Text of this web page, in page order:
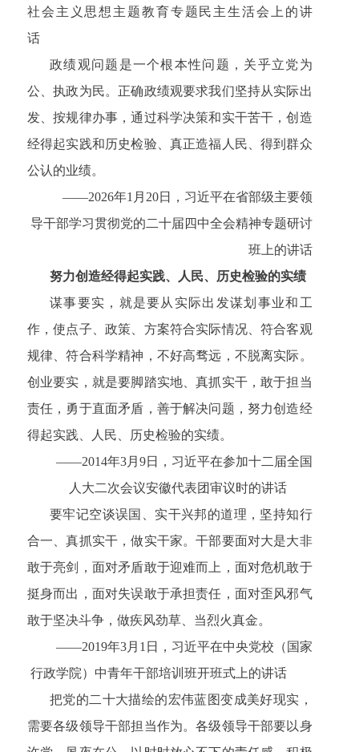
社会主义思想主题教育专题民主生活会上的讲
话
政绩观问题是一个根本性问题，关乎立党为
公、执政为民。正确政绩观要求我们坚持从实际出
发、按规律办事，通过科学决策和实干苦干，创造
经得起实践和历史检验、真正造福人民、得到群众
公认的业绩。
——2026年1月20日，习近平在省部级主要领
导干部学习贯彻党的二十届四中全会精神专题研讨
班上的讲话
努力创造经得起实践、人民、历史检验的实绩
谋事要实，就是要从实际出发谋划事业和工
作，使点子、政策、方案符合实际情况、符合客观
规律、符合科学精神，不好高骛远，不脱离实际。
创业要实，就是要脚踏实地、真抓实干，敢于担当
责任，勇于直面矛盾，善于解决问题，努力创造经
得起实践、人民、历史检验的实绩。
——2014年3月9日，习近平在参加十二届全国
人大二次会议安徽代表团审议时的讲话
要牢记空谈误国、实干兴邦的道理，坚持知行
合一、真抓实干，做实干家。干部要面对大是大非
敢于亮剑，面对矛盾敢于迎难而上，面对危机敢于
挺身而出，面对失误敢于承担责任，面对歪风邪气
敢于坚决斗争，做疾风劲草、当烈火真金。
——2019年3月1日，习近平在中央党校（国家
行政学院）中青年干部培训班开班式上的讲话
把党的二十大描绘的宏伟蓝图变成美好现实，
需要各级领导干部担当作为。各级领导干部要以身